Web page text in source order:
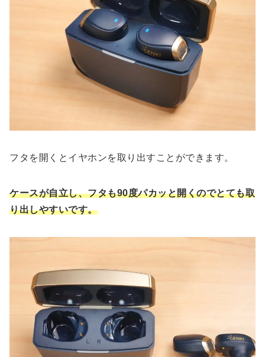
フタを開くとイヤホンを取り出すことができます。
ケースが自立し、フタも90度パカッと開くのでとても取
り出しやすいです。